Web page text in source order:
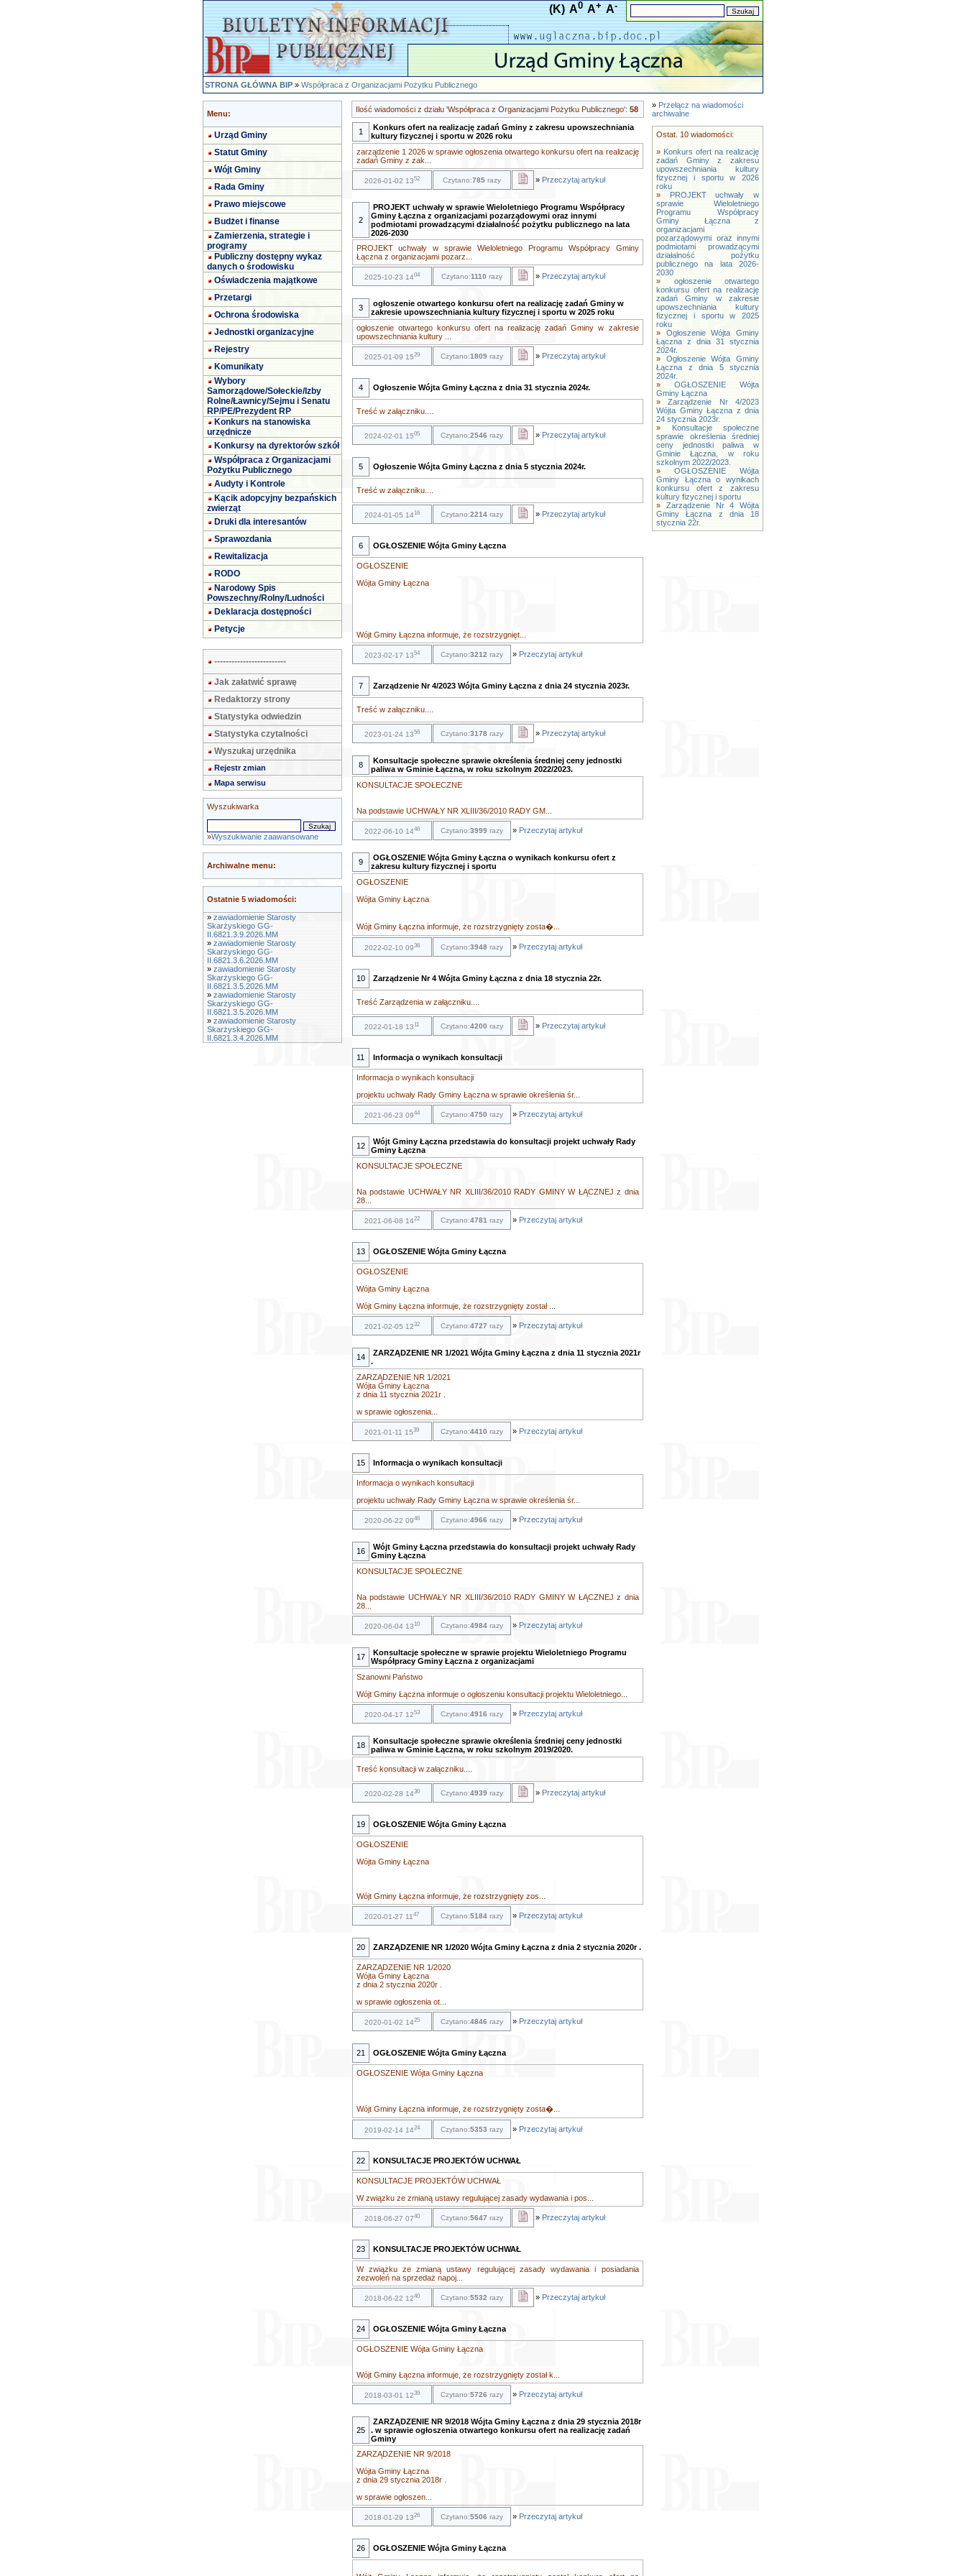
(K) A0 A+ A-
STRONA GŁÓWNA BIP»Współpraca z Organizacjami Pożytku Publicznego
Menu:
Urząd Gminy
Statut Gminy
Wójt Gminy
Rada Gminy
Prawo miejscowe
Budżet i finanse
Zamierzenia, strategie i
programy
Publiczny dostępny wykaz
danych o środowisku
Oświadczenia majątkowe
Przetargi
Ochrona środowiska
Jednostki organizacyjne
Rejestry
Komunikaty
Wybory
Samorządowe/Sołeckie/Izby
Rolne/Ławnicy/Sejmu i Senatu
RP/PE/Prezydent RP
Konkurs na stanowiska
urzędnicze
Konkursy na dyrektorów szkół
Współpraca z Organizacjami
Pożytku Publicznego
Audyty i Kontrole
Kącik adopcyjny bezpańskich
zwierząt
Druki dla interesantów
Sprawozdania
Rewitalizacja
RODO
Narodowy Spis
Powszechny/Rolny/Ludności
Deklaracja dostępności
Petycje
-------------------------
Jak załatwić sprawę
Redaktorzy strony
Statystyka odwiedzin
Statystyka czytalności
Wyszukaj urzędnika
Rejestr zmian
Mapa serwisu
Wyszukiwarka
»Wyszukiwanie zaawansowane
Archiwalne menu:
Ostatnie 5 wiadomości:
» zawiadomienie Starosty
Skarżyskiego GG-
II.6821.3.9.2026.MM
» zawiadomienie Starosty
Skarżyskiego GG-
II.6821.3.6.2026.MM
» zawiadomienie Starosty
Skarżyskiego GG-
II.6821.3.5.2026.MM
» zawiadomienie Starosty
Skarżyskiego GG-
II.6821.3.5.2026.MM
» zawiadomienie Starosty
Skarżyskiego GG-
II.6821.3.4.2026.MM
Ilość wiadomości z działu 'Współpraca z Organizacjami Pożytku Publicznego': 58
1
Konkurs ofert na realizację zadań Gminy z zakresu upowszechniania
kultury fizycznej i sportu w 2026 roku
zarządzenie 1 2026 w sprawie ogłoszenia otwartego konkursu ofert na realizację
zadań Gminy z zak...
2026-01-02 1352 Czytano:785razy » Przeczytaj artykuł
2
PROJEKT uchwały w sprawie Wieloletniego Programu Współpracy
Gminy Łączna z organizacjami pozarządowymi oraz innymi
podmiotami prowadzącymi działalność pożytku publicznego na lata
2026-2030
PROJEKT uchwały w sprawie Wieloletniego Programu Współpracy Gminy
Łączna z organizacjami pozarz...
2025-10-23 1404 Czytano:1110 razy » Przeczytaj artykuł
3
ogłoszenie otwartego konkursu ofert na realizację zadań Gminy w
zakresie upowszechniania kultury fizycznej i sportu w 2025 roku
ogłoszenie otwartego konkursu ofert na realizację zadań Gminy w zakresie
upowszechniania kultury ...
2025-01-09 1529 Czytano:1809 razy » Przeczytaj artykuł
4 Ogłoszenie Wójta Gminy Łączna z dnia 31 stycznia 2024r.
Treść w załączniku....
2024-02-01 1505 Czytano:2546 razy » Przeczytaj artykuł
5 Ogłoszenie Wójta Gminy Łączna z dnia 5 stycznia 2024r.
Treść w załączniku....
2024-01-05 1416 Czytano:2214razy » Przeczytaj artykuł
6 OGŁOSZENIE Wójta Gminy Łączna
OGŁOSZENIE
Wójta Gminy Łączna
Wójt Gminy Łączna informuje, że rozstrzygnięt...
2023-02-17 1354 Czytano:3212 razy » Przeczytaj artykuł
7 Zarządzenie Nr 4/2023 Wójta Gminy Łączna z dnia 24 stycznia 2023r.
Treść w załączniku....
2023-01-24 1356 Czytano:3178 razy » Przeczytaj artykuł
8
Konsultacje społeczne sprawie określenia średniej ceny jednostki
paliwa w Gminie Łączna, w roku szkolnym 2022/2023.
KONSULTACJE SPOŁECZNE
Na podstawie UCHWAŁY NR XLIII/36/2010 RADY GM...
2022-06-10 1446 Czytano:3999 razy » Przeczytaj artykuł
9
OGŁOSZENIE Wójta Gminy Łączna o wynikach konkursu ofert z
zakresu kultury fizycznej i sportu
OGŁOSZENIE
Wójta Gminy Łączna
Wójt Gminy Łączna informuje, że rozstrzygnięty zosta�...
2022-02-10 0936 Czytano:3948 razy » Przeczytaj artykuł
10 Zarządzenie Nr 4 Wójta Gminy Łączna z dnia 18 stycznia 22r.
Treść Zarządzenia w załączniku....
2022-01-18 1311 Czytano:4200 razy » Przeczytaj artykuł
11 Informacja o wynikach konsultacji
Informacja o wynikach konsultacji
projektu uchwały Rady Gminy Łączna w sprawie określenia śr...
2021-06-23 0944 Czytano:4750 razy » Przeczytaj artykuł
12
Wójt Gminy Łączna przedstawia do konsultacji projekt uchwały Rady
Gminy Łączna
KONSULTACJE SPOŁECZNE
Na podstawie UCHWAŁY NR XLIII/36/2010 RADY GMINY W ŁĄCZNEJ z dnia
28...
2021-06-08 1422 Czytano:4781 razy » Przeczytaj artykuł
13 OGŁOSZENIE Wójta Gminy Łączna
OGŁOSZENIE
Wójta Gminy Łączna
Wójt Gminy Łączna informuje, że rozstrzygnięty został ...
2021-02-05 1232 Czytano:4727 razy » Przeczytaj artykuł
14
ZARZĄDZENIE NR 1/2021 Wójta Gminy Łączna z dnia 11 stycznia 2021r
.
ZARZĄDZENIE NR 1/2021
Wójta Gminy Łączna
z dnia 11 stycznia 2021r .
w sprawie ogłoszenia...
2021-01-11 1539 Czytano:4410 razy » Przeczytaj artykuł
15 Informacja o wynikach konsultacji
Informacja o wynikach konsultacji
projektu uchwały Rady Gminy Łączna w sprawie określenia śr...
2020-06-22 0946 Czytano:4966 razy » Przeczytaj artykuł
16
Wójt Gminy Łączna przedstawia do konsultacji projekt uchwały Rady
Gminy Łączna
KONSULTACJE SPOŁECZNE
Na podstawie UCHWAŁY NR XLIII/36/2010 RADY GMINY W ŁĄCZNEJ z dnia
28...
2020-06-04 1310 Czytano:4984razy » Przeczytaj artykuł
17
Konsultacje społeczne w sprawie projektu Wieloletniego Programu
Współpracy Gminy Łączna z organizacjami
Szanowni Państwo
Wójt Gminy Łączna informuje o ogłoszeniu konsultacji projektu Wieloletniego...
2020-04-17 1253 Czytano:4916 razy » Przeczytaj artykuł
18
Konsultacje społeczne sprawie określenia średniej ceny jednostki
paliwa w Gminie Łączna, w roku szkolnym 2019/2020.
Treść konsultacji w załączniku....
2020-02-28 1430 Czytano:4939 razy » Przeczytaj artykuł
19 OGŁOSZENIE Wójta Gminy Łączna
OGŁOSZENIE
Wójta Gminy Łączna
Wójt Gminy Łączna informuje, że rozstrzygnięty zos...
2020-01-27 1147 Czytano:5184razy » Przeczytaj artykuł
20 ZARZĄDZENIE NR 1/2020 Wójta Gminy Łączna z dnia 2 stycznia 2020r .
ZARZĄDZENIE NR 1/2020
Wójta Gminy Łączna
z dnia 2 stycznia 2020r .
w sprawie ogłoszenia ot...
2020-01-02 1425 Czytano:4846 razy » Przeczytaj artykuł
21 OGŁOSZENIE Wójta Gminy Łączna
OGŁOSZENIE Wójta Gminy Łączna
Wójt Gminy Łączna informuje, że rozstrzygnięty zosta�...
2019-02-14 1424 Czytano:5353 razy » Przeczytaj artykuł
22 KONSULTACJE PROJEKTÓW UCHWAŁ
KONSULTACJE PROJEKTÓW UCHWAŁ
W związku ze zmianą ustawy regulującej zasady wydawania i pos...
2018-06-27 0740 Czytano:5647 razy » Przeczytaj artykuł
23 KONSULTACJE PROJEKTÓW UCHWAŁ
W związku ze zmianą ustawy regulującej zasady wydawania i posiadania
zezwoleń na sprzedaż napoj...
2018-06-22 1240 Czytano:5532 razy » Przeczytaj artykuł
24 OGŁOSZENIE Wójta Gminy Łączna
OGŁOSZENIE Wójta Gminy Łączna
Wójt Gminy Łączna informuje, że rozstrzygnięty został k...
2018-03-01 1239 Czytano:5726 razy » Przeczytaj artykuł
25
ZARZĄDZENIE NR 9/2018 Wójta Gminy Łączna z dnia 29 stycznia 2018r
. w sprawie ogłoszenia otwartego konkursu ofert na realizację zadań
Gminy
ZARZĄDZENIE NR 9/2018
Wójta Gminy Łączna
z dnia 29 stycznia 2018r .
w sprawie ogłoszen...
2018-01-29 1326 Czytano:5506 razy » Przeczytaj artykuł
26 OGŁOSZENIE Wójta Gminy Łączna
» Przełącz na wiadomości
archiwalne
Ostat. 10 wiadomości:
» Konkurs ofert na realizację
zadań Gminy z zakresu
upowszechniania kultury
fizycznej i sportu w 2026
roku
»
PROJEKT uchwały w
sprawie Wieloletniego
Programu Współpracy
Gminy Łączna z
organizacjami
pozarządowymi oraz innymi
podmiotami prowadzącymi
działalność pożytku
publicznego na lata 2026-
2030
» ogłoszenie otwartego
konkursu ofert na realizację
zadań Gminy w zakresie
upowszechniania kultury
fizycznej i sportu w 2025
roku
» Ogłoszenie Wójta Gminy
Łączna z dnia 31 stycznia
2024r.
» Ogłoszenie Wójta Gminy
Łączna z dnia 5 stycznia
2024r.
» OGŁOSZENIE Wójta
Gminy Łączna
»Zarządzenie Nr 4/2023
Wójta Gminy Łączna z dnia
24 stycznia 2023r.
»
Konsultacje społeczne
sprawie określenia średniej
ceny jednostki paliwa w
Gminie Łączna, w roku
szkolnym 2022/2023.
» OGŁOSZENIE Wójta
Gminy Łączna o wynikach
konkursu ofert z zakresu
kultury fizycznej i sportu
» Zarządzenie Nr 4 Wójta
Gminy Łączna z dnia 18
stycznia 22r.